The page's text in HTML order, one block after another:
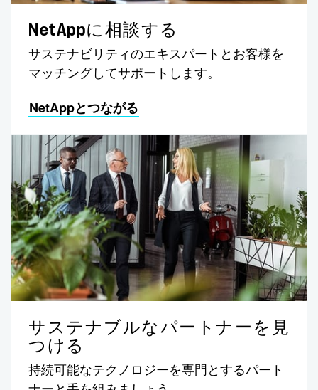
NetAppに相談する
サステナビリティのエキスパートとお客様を
マッチングしてサポートします。
NetAppとつながる
サステナブルなパートナーを見
つける
持続可能なテクノロジーを専門とするパート